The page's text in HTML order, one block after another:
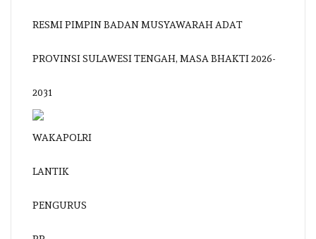
RESMI PIMPIN BADAN MUSYAWARAH ADAT
PROVINSI SULAWESI TENGAH, MASA BHAKTI 2026-
2031